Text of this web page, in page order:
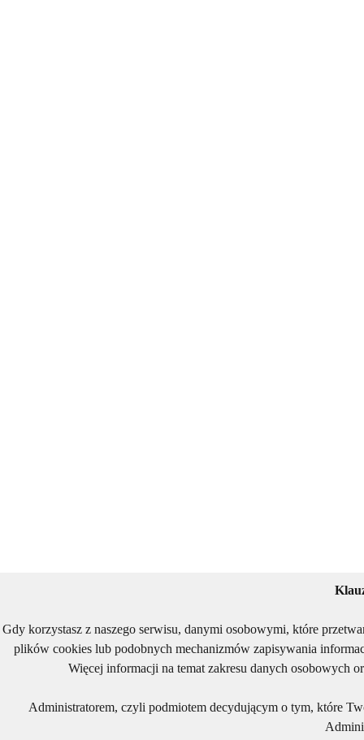
Gdy korzystasz z naszego serwisu, danymi osobowymi, które
plików cookies lub podobnych mechanizmów zapisywania
Więcej informacji na temat zakresu danych osobowych
Administratorem, czyli podmiotem decydującym o tym, które